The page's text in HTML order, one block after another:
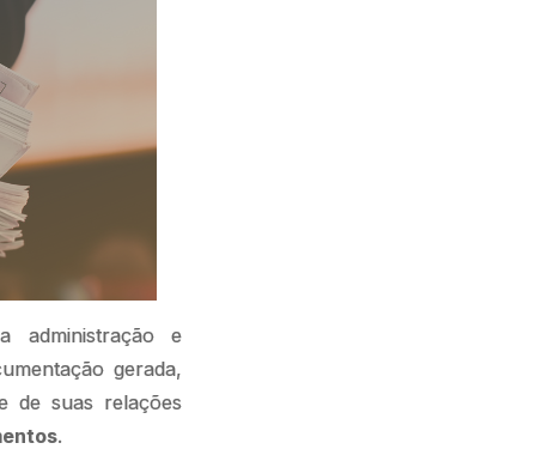
administração e
gerada,
de suas relações
.